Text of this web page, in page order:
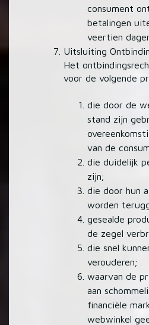
consument
betalingen
veertien
Uitsluiting
Het
voor de volgende
die door de
stand zijn
van de
die duidelijk
zijn;
die door hun
worden
gesealde
de zegel
die snel
verouderen;
waarvan de
aan
financiële
webwinkel